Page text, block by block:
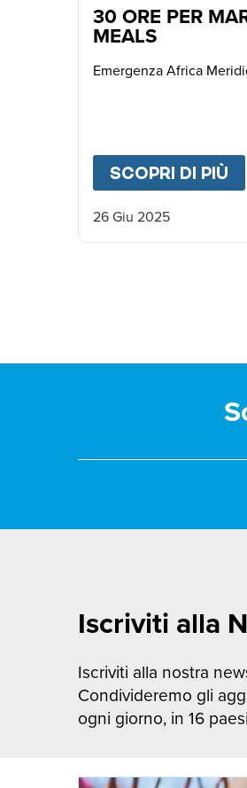
30 ORE PER
MEALS
Emergenza Africa
SCOPRI DI PIÙ
26 Giu 2025
Iscriviti alla
Iscriviti alla nostra
Condivideremo gli
ogni giorno, in 16